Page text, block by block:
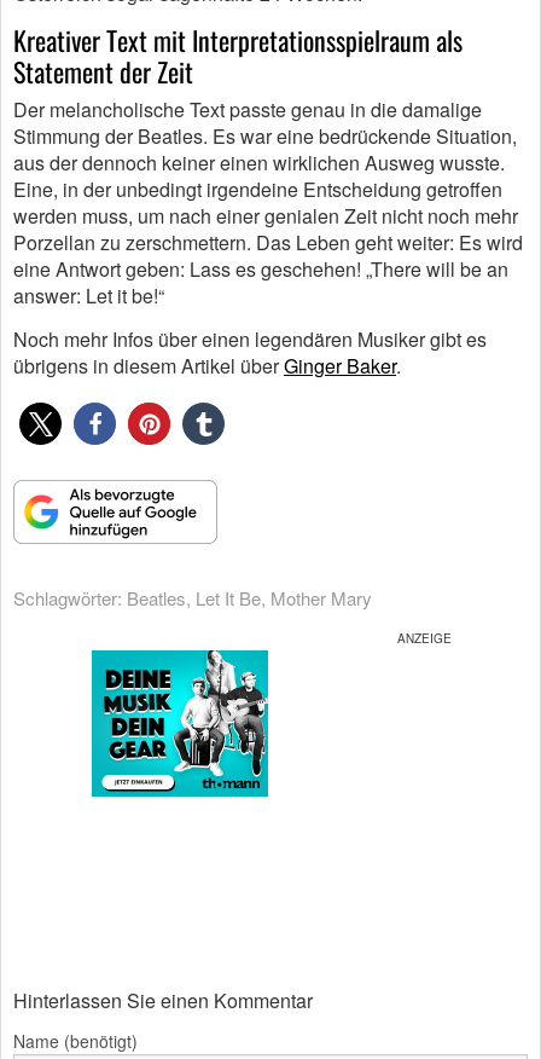
Kreativer Text mit Interpretationsspielraum als
Statement der Zeit
Der melancholische Text passte genau in die damalige
Stimmung der Beatles. Es war eine bedrückende Situation,
aus der dennoch keiner einen wirklichen Ausweg wusste.
Eine, in der unbedingt irgendeine Entscheidung getroffen
werden muss, um nach einer genialen Zeit nicht noch mehr
Porzellan zu zerschmettern. Das Leben geht weiter: Es wird
eine Antwort geben: Lass es geschehen! „There will be an
answer: Let it be!“
Noch mehr Infos über einen legendären Musiker gibt es
übrigens in diesem Artikel überGinger Baker.
Schlagwörter: Beatles, Let It Be, Mother Mary
Hinterlassen Sie einen Kommentar
Name (benötigt)